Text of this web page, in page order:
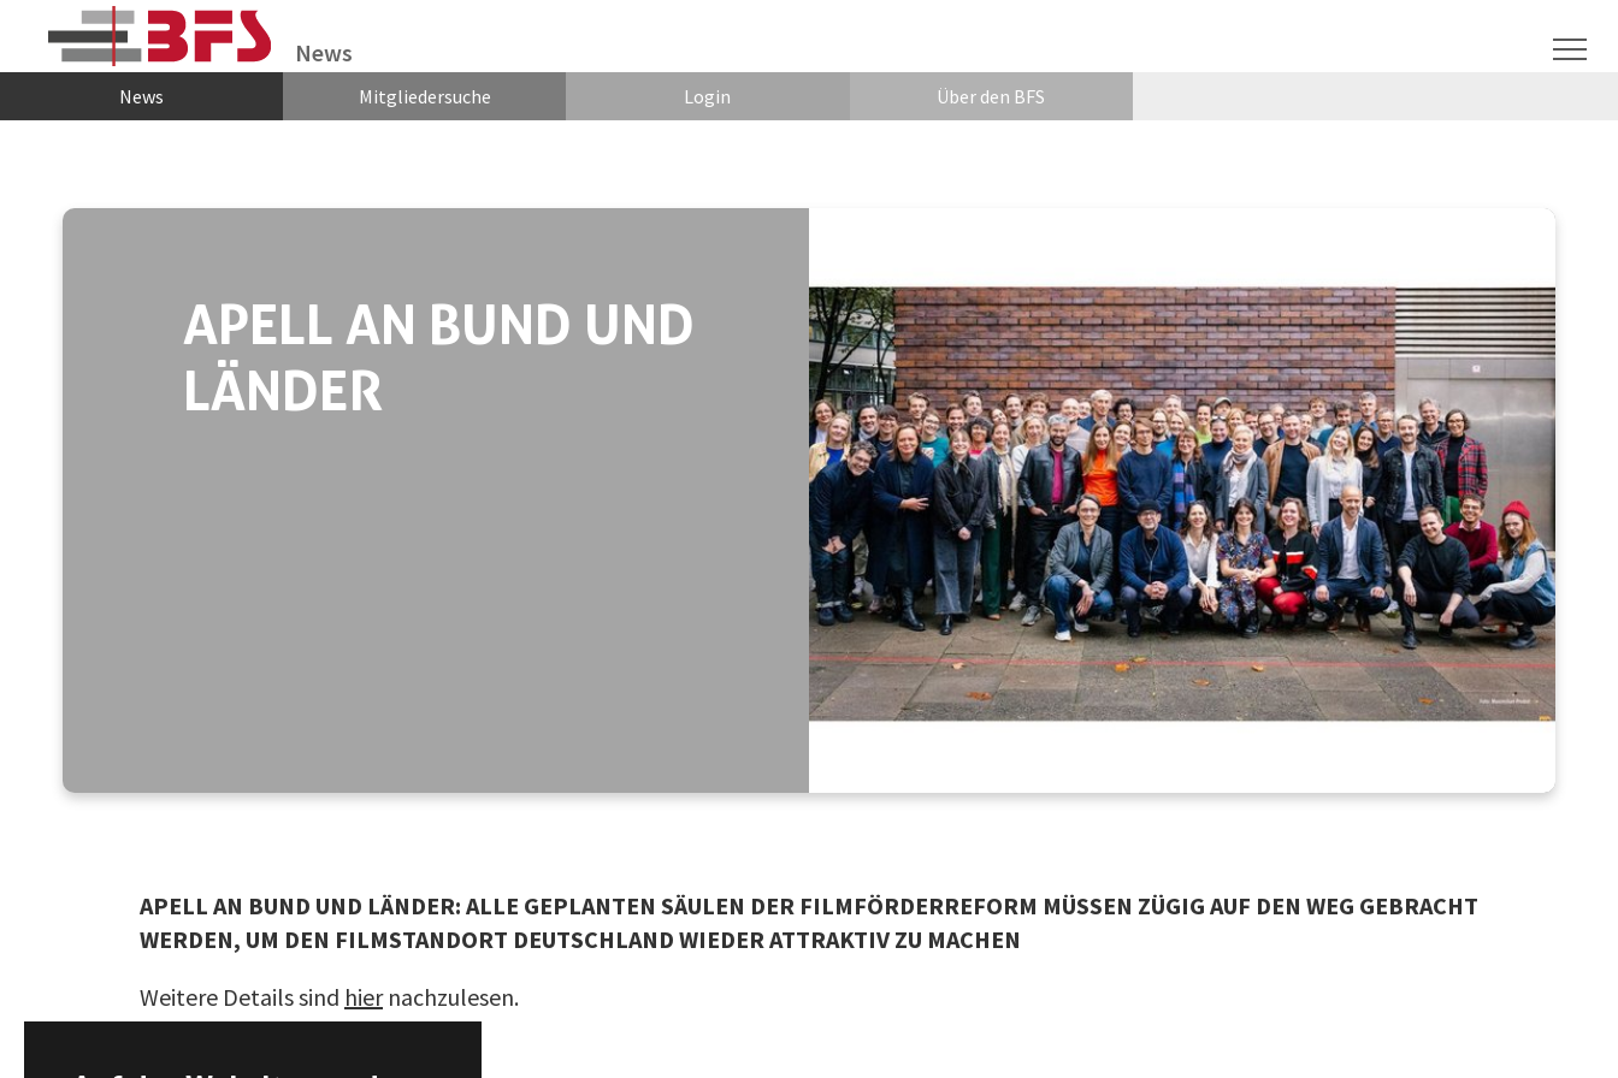
Zum Hauptinhalt springen
News
News Mitgliedersuche Login Über den BFS
APELL AN BUND UND
LÄNDER
APELL AN BUND UND LÄNDER: ALLE GEPLANTEN SÄULEN DER FILMFÖRDERREFORM MÜSSEN ZÜGIG AUF DEN WEG GEBRACHT
WERDEN, UM DEN FILMSTANDORT DEUTSCHLAND WIEDER ATTRAKTIV ZU MACHEN
Weitere Details sind hiernachzulesen.